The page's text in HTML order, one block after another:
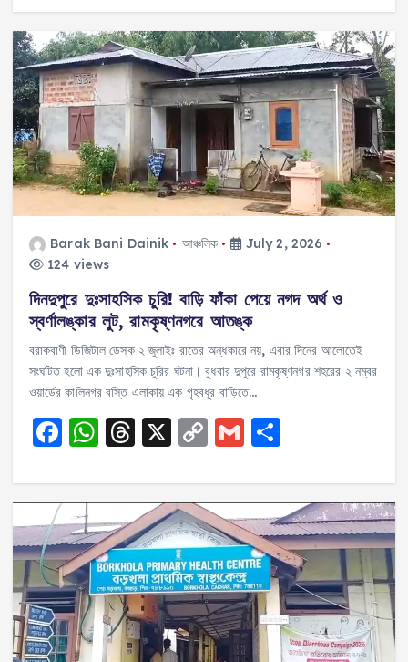
c
e
b
o
o
k
a
ts
A
p
p
re
a
d
s
p
y
Li
n
k
ai
l
a
re
Barak Bani Dainik আঞ্চলিক
July 2, 2026
124 views
দিনদুপুরে দুঃসাহসিক চুরি! বাড়ি ফাঁকা পেয়ে নগদ অর্থ ও
স্বর্ণালঙ্কার লুট, রামকৃষ্ণনগরে আতঙ্ক
বরাকবাণী ডিজিটাল ডেস্ক ২ জুলাইঃ রাতের অন্ধকারে নয়, এবার দিনের আলোতেই
সংঘটিত হলো এক দুঃসাহসিক চুরির ঘটনা। বুধবার দুপুরে রামকৃষ্ণনগর শহরের ২ নম্বর
ওয়ার্ডের কালিনগর বস্তি এলাকায় এক গৃহবধূর বাড়িতে…
F
c
e
b
o
o
k
W
a
ts
A
p
p
T
re
a
d
s
X C
p
y
Li
n
k
G
ai
l
S
a
re